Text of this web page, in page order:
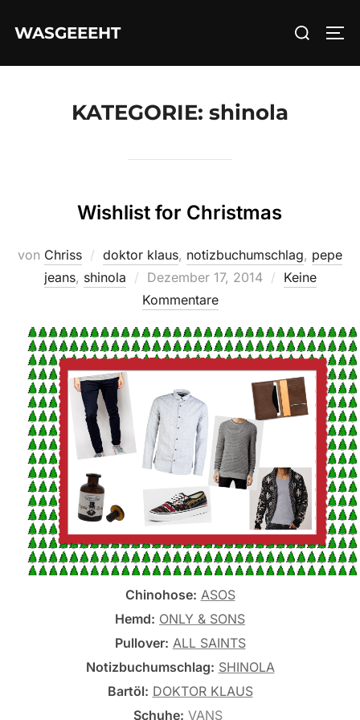
InhaltWASGEEEHT
Suchen
KATEGORIE: shinola
Wishlist for Christmas
von Chriss doktor klaus, notizbuchumschlag, pepe
jeans, shinola
Veröffentlicht
am
Dezember 17, 2014
Keine
Kommentare
Chinohose: ASOS
Hemd: ONLY & SONS
Pullover: ALL SAINTS
Notizbuchumschlag: SHINOLA
Bartöl: DOKTOR KLAUS
Schuhe: VANS